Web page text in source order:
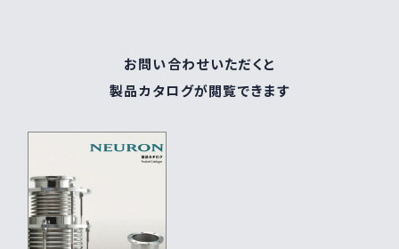
お問い合わせいただくと
製品カタログが閲覧できます